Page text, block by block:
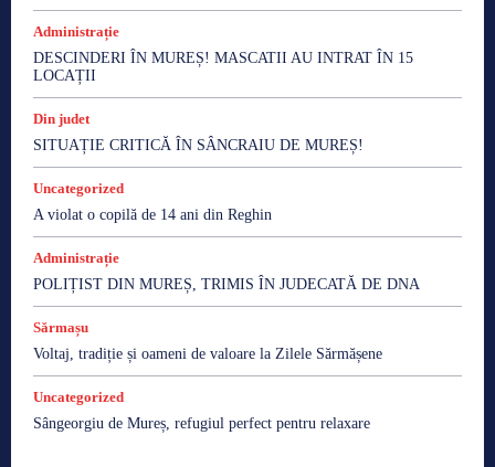
Administrație
DESCINDERI ÎN MUREȘ! MASCATII AU INTRAT ÎN 15
LOCAȚII
Din judet
SITUAȚIE CRITICĂ ÎN SÂNCRAIU DE MUREȘ!
Uncategorized
A violat o copilă de 14 ani din Reghin
Administrație
POLIȚIST DIN MUREȘ, TRIMIS ÎN JUDECATĂ DE DNA
Sărmașu
Voltaj, tradiție și oameni de valoare la Zilele Sărmășene
Uncategorized
Sângeorgiu de Mureș, refugiul perfect pentru relaxare